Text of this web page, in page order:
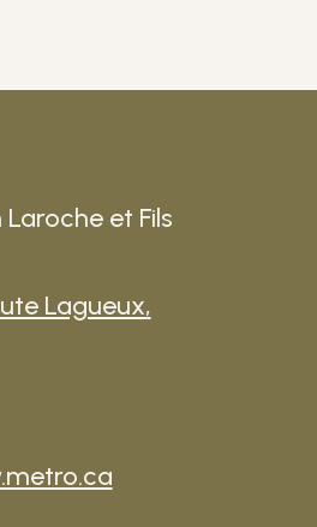
et Fils
Lagueux,